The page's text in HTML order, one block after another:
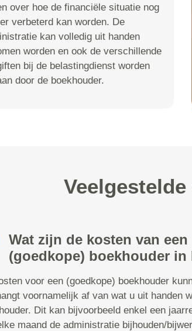
over hoe de financiële situatie nog
verbeterd kan worden. De
kan volledig uit handen
worden en ook de verschillende
bij de belastingdienst worden
door de boekhouder.
Wat zijn de kosten van een
(goedkope) boekhouder in
voor een (goedkope) boekhouder
voornamelijk af van wat u uit handen
Dit kan bijvoorbeeld enkel een
maand de administratie bijhouden/